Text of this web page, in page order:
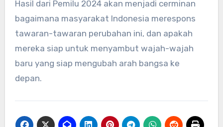
Hasil dari Pemilu 2024 akan menjadi cerminan
bagaimana masyarakat Indonesia merespons
tawaran-tawaran perubahan ini, dan apakah
mereka siap untuk menyambut wajah-wajah
baru yang siap mengubah arah bangsa ke
depan.